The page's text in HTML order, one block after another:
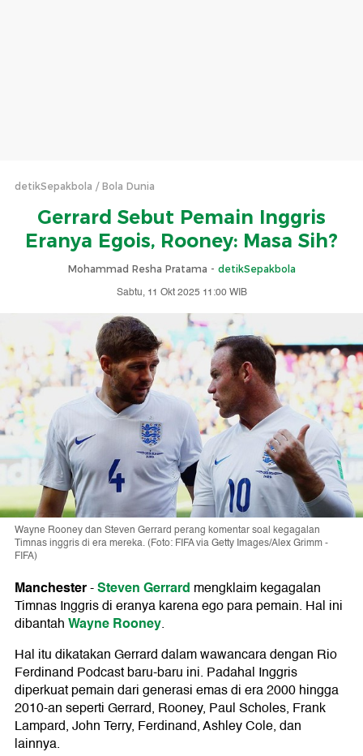
detikSepakbola Bola Dunia
Gerrard Sebut Pemain Inggris
Eranya Egois, Rooney: Masa Sih?
Mohammad Resha Pratama - detikSepakbola
Sabtu, 11 Okt 2025 11:00 WIB
Wayne Rooney dan Steven Gerrard perang komentar soal kegagalan
Timnas inggris di era mereka. (Foto: FIFA via Getty Images/Alex Grimm -
FIFA)
Manchester-Steven Gerrard mengklaim kegagalan
Timnas Inggris di eranya karena ego para pemain. Hal ini
dibantahWayne Rooney.
Hal itu dikatakan Gerrard dalam wawancara dengan Rio
Ferdinand Podcast baru-baru ini. Padahal Inggris
diperkuat pemain dari generasi emas di era 2000 hingga
2010-an seperti Gerrard, Rooney, Paul Scholes, Frank
Lampard, John Terry, Ferdinand, Ashley Cole, dan
lainnya.